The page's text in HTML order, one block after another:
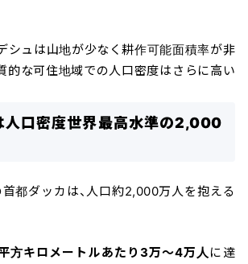
シュは山地が少なく耕作可能面積率が非
的な可住地域での人口密度はさらに高い
人口密度世界最高水準の2,000
都ダッカは、人口約2,000万人を抱える
方キロメートルあたり3万〜4万人 に達